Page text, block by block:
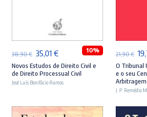
ADICIONAR
38,90€ O
preço
original
38,90 €.
35,01 €O
preço
atual
35,01 €.
10%
Novos Estudos de Direito Civil e
de Direito Processual Civil
José Luís Bonifácio Ramos
21,90€ O
O Tribunal
e o seu
Arbitragem
J. P. Remédio